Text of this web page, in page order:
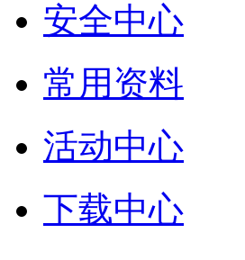
安全中心
常用资料
活动中心
下载中心